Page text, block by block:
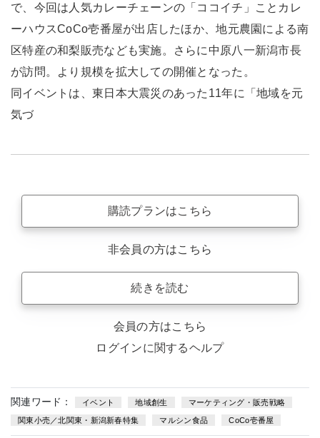
で、今回は人気カレーチェーンの「ココイチ」ことカレ
ーハウスCoCo壱番屋が出店したほか、地元農園による南
区特産の和梨販売なども実施。さらに中原八一新潟市長
が訪問。より規模を拡大しての開催となった。
同イベントは、東日本大震災のあった11年に「地域を元
気づ
購読プランはこちら
非会員の方はこちら
続きを読む
会員の方はこちら
ログインに関するヘルプ
関連ワード： イベント 地域創生 マーケティング・販売戦略
関東小売／北関東・新潟新春特集 マルシン食品 CoCo壱番屋